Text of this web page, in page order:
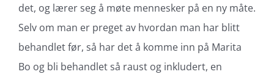
det, og lærer seg å møte mennesker på en ny måte.
Selv om man er preget av hvordan man har blitt
behandlet før, så har det å komme inn på Marita
Bo og bli behandlet så raust og inkludert, en